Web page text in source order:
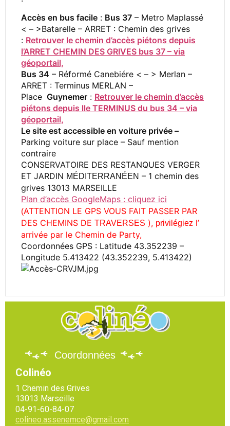
Accès en bus facile : Bus 37 – Metro Maplassé
< – >Batarelle – ARRET : Chemin des grives
: Retrouver le chemin d’accès piétons depuis
l’ARRET CHEMIN DES GRIVES bus 37 – via
géoportail,
Bus 34 – Réformé Canebiére < – > Merlan –
ARRET : Terminus MERLAN –
Place Guynemer : Retrouver le chemin d’accès
piétons depuis lle TERMINUS du bus 34 – via
géoportail,
Le site est accessible en voiture privée –
Parking voiture sur place – Sauf mention
contraire
CONSERVATOIRE DES RESTANQUES VERGER
ET JARDIN MÉDITERRANÉEN – 1 chemin des
grives 13013 MARSEILLE
Plan d’accès GoogleMaps : cliquez ici
(ATTENTION LE GPS VOUS FAIT PASSER PAR
DES CHEMINS DE TRAVERSES ), privilégiez l’
arrivée par le Chemin de Party,
Coordonnées GPS : Latitude 43.352239 –
Longitude 5.413422 (43.352239, 5.413422)
Coordonnées
Colinéo
1 Chemin des Grives
13013 Marseille
04-91-60-84-07
colineo.assenemce@gmail.com